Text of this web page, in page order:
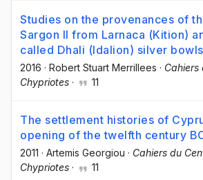
Studies on the provenances of
Sargon II from Larnaca (Kition)
called Dhali (Idalion) silver
2016 · Robert Stuart Merrillees · Cahiers
Chypriotes · 11
The settlement histories of
opening of the twelfth century
2011 · Artemis Georgiou · Cahiers du
Chypriotes · 11